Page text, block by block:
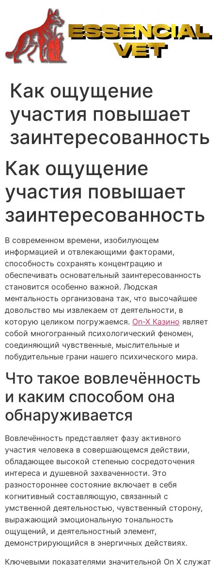
conteúdo
Как ощущение
участия повышает
заинтересованность
Как ощущение
участия повышает
заинтересованность
В современном времени, изобилующем
информацией и отвлекающими факторами,
способность сохранять концентрацию и
обеспечивать основательный заинтересованность
становится особенно важной. Людская
ментальность организована так, что высочайшее
довольство мы извлекаем от деятельности, в
которую целиком погружаемся. On-X Казино являет
собой многогранный психологический феномен,
соединяющий чувственные, мыслительные и
побудительные грани нашего психического мира.
Что такое вовлечённость
и каким способом она
обнаруживается
Вовлечённость представляет фазу активного
участия человека в совершающемся действии,
обладающее высокой степенью сосредоточения
интереса и душевной захваченности. Это
разностороннее состояние включает в себя
когнитивный составляющую, связанный с
умственной деятельностью, чувственный сторону,
выражающий эмоциональную тональность
ощущений, и деятельностный элемент,
демонстрирующийся в энергичных действиях.
Ключевыми показателями значительной On X служат